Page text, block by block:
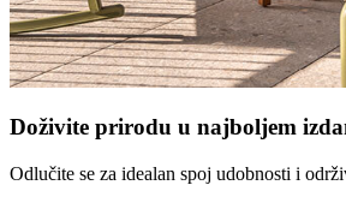
Doživite prirodu u najboljem
Odlučite se za idealan spoj udobnosti i